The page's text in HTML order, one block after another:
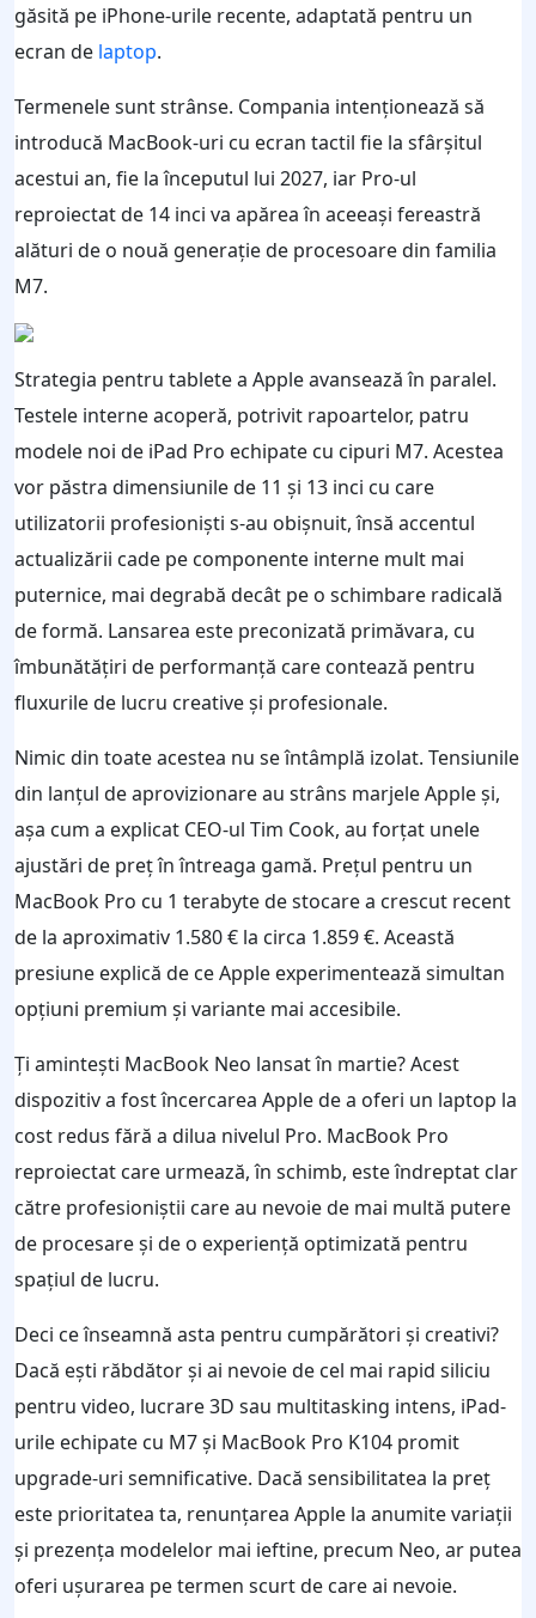
găsită pe iPhone-urile recente, adaptată pentru un
ecran de laptop.
Termenele sunt strânse. Compania intenționează să
introducă MacBook-uri cu ecran tactil fie la sfârșitul
acestui an, fie la începutul lui 2027, iar Pro-ul
reproiectat de 14 inci va apărea în aceeași fereastră
alături de o nouă generație de procesoare din familia
M7.
Strategia pentru tablete a Apple avansează în paralel.
Testele interne acoperă, potrivit rapoartelor, patru
modele noi de iPad Pro echipate cu cipuri M7. Acestea
vor păstra dimensiunile de 11 și 13 inci cu care
utilizatorii profesioniști s-au obișnuit, însă accentul
actualizării cade pe componente interne mult mai
puternice, mai degrabă decât pe o schimbare radicală
de formă. Lansarea este preconizată primăvara, cu
îmbunătățiri de performanță care contează pentru
fluxurile de lucru creative și profesionale.
Nimic din toate acestea nu se întâmplă izolat. Tensiunile
din lanțul de aprovizionare au strâns marjele Apple și,
așa cum a explicat CEO-ul Tim Cook, au forțat unele
ajustări de preț în întreaga gamă. Prețul pentru un
MacBook Pro cu 1 terabyte de stocare a crescut recent
de la aproximativ 1.580 € la circa 1.859 €. Această
presiune explică de ce Apple experimentează simultan
opțiuni premium și variante mai accesibile.
Ți amintești MacBook Neo lansat în martie? Acest
dispozitiv a fost încercarea Apple de a oferi un laptop la
cost redus fără a dilua nivelul Pro. MacBook Pro
reproiectat care urmează, în schimb, este îndreptat clar
către profesioniștii care au nevoie de mai multă putere
de procesare și de o experiență optimizată pentru
spațiul de lucru.
Deci ce înseamnă asta pentru cumpărători și creativi?
Dacă ești răbdător și ai nevoie de cel mai rapid siliciu
pentru video, lucrare 3D sau multitasking intens, iPad-
urile echipate cu M7 și MacBook Pro K104 promit
upgrade-uri semnificative. Dacă sensibilitatea la preț
este prioritatea ta, renunțarea Apple la anumite variații
și prezența modelelor mai ieftine, precum Neo, ar putea
oferi ușurarea pe termen scurt de care ai nevoie.